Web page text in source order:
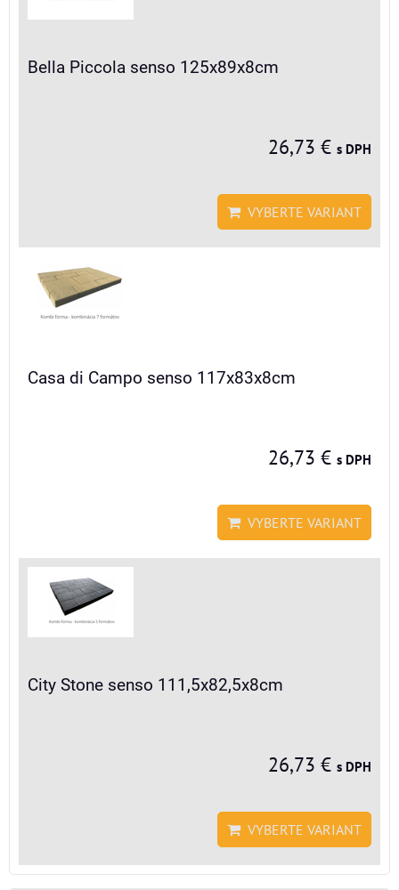
Bella Piccola senso 125x89x8cm
26,73 € s DPH
VYBERTE VARIANT
Casa di Campo senso 117x83x8cm
26,73 € s DPH
VYBERTE VARIANT
City Stone senso 111,5x82,5x8cm
26,73 € s DPH
VYBERTE VARIANT